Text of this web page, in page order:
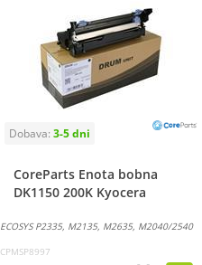
CoreParts Enota bobna
DK1150 200K Kyocera
ECOSYS P2335, M2135, M2635, M2040/2540
CPMSP8997